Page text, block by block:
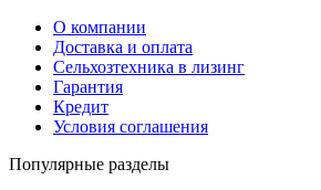
О компании
Доставка и оплата
Сельхозтехника в лизинг
Гарантия
Кредит
Условия соглашения
Популярные разделы